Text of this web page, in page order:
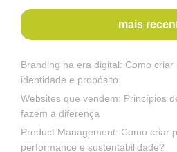
mais
Branding na era digital: Como criar
identidade e propósito
Websites que vendem: Princípios
fazem a diferença
Product Management: Como criar
performance e sustentabilidade?